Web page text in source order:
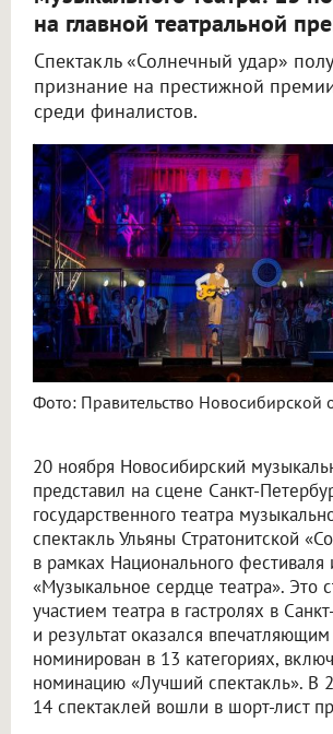
на главной театральной
Спектакль «Солнечный удар»
признание на престижной
среди финалистов.
Фото: Правительство Новосибирской
20 ноября Новосибирский
представил на сцене Санкт-
государственного театра
спектакль Ульяны Стратонитской
в рамках Национального
«Музыкальное сердце театра». Это
участием театра в гастролях в
и результат оказался
номинирован в 13 категориях,
номинацию «Лучший спектакль». В
14 спектаклей вошли в шорт-лист